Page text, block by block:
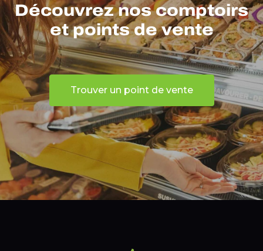
Découvrez nos comptoirs
et points de vente
Trouver un point de vente